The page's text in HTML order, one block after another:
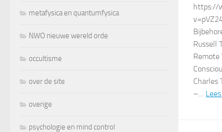
https://
Russell
Remote
Charles
–…
metafysica en quantumfysica
NWO nieuwe wereld orde
occultisme
over de site
overige
psychologie en mind control